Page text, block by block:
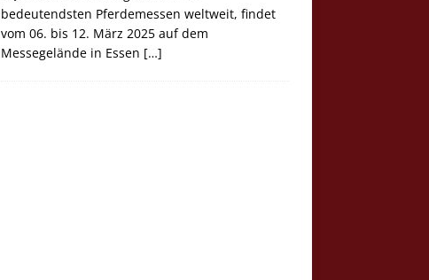
bedeutendsten Pferdemessen weltweit, findet
vom 06. bis 12. März 2025 auf dem
Messegelände in Essen […]